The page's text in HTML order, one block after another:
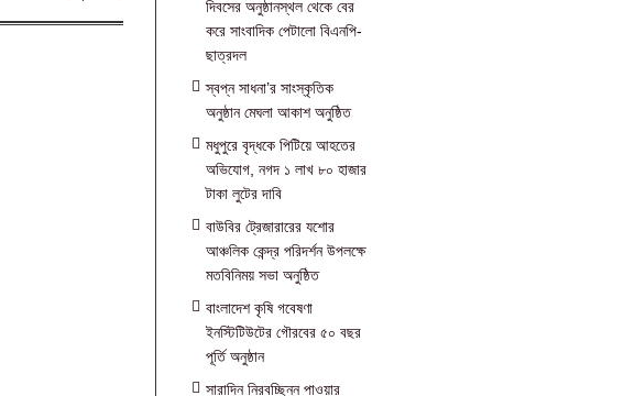
দিবসের অনুষ্ঠানস্থল থেকে বের
করে সাংবাদিক পেটালো বিএনপি-
ছাত্রদল
স্বপ্ন সাধনা’র সাংস্কৃতিক
অনুষ্ঠান মেঘলা আকাশ অনুষ্ঠিত
মধুপুরে বৃদ্ধকে পিটিয়ে আহতের
অভিযোগ, নগদ ১ লাখ ৮০ হাজার
টাকা লুটের দাবি
বাউবির ট্রেজারারের যশোর
আঞ্চলিক কেন্দ্র পরিদর্শন উপলক্ষে
মতবিনিময় সভা অনুষ্ঠিত
বাংলাদেশ কৃষি গবেষণা
ইনস্টিটিউটের গৌরবের ৫০ বছর
পূর্তি অনুষ্ঠান
সারাদিন নিরবচ্ছিন্ন পাওয়ার